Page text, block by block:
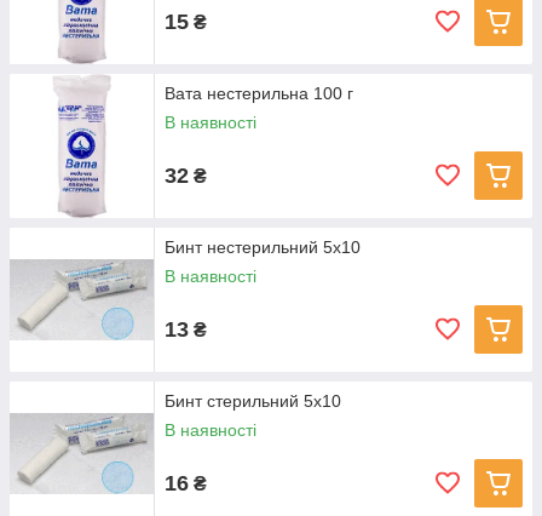
15 ₴
Вата нестерильна 100 г
В наявності
32 ₴
Бинт нестерильний 5х10
В наявності
13 ₴
Бинт стерильний 5х10
В наявності
16 ₴